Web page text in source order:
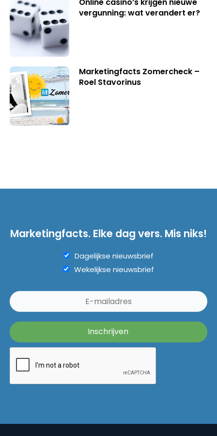
vergunning: wat verandert er?
Marketingfacts Zomercheck –
Roel Stavorinus
Marketingfacts. Elke dag vers. Mis niks!
Dagelijkse nieuwsbrief
Wekelijkse nieuwsbrief